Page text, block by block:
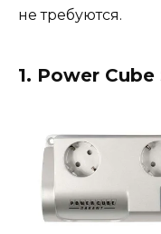
не требуются.
1. Power Cube